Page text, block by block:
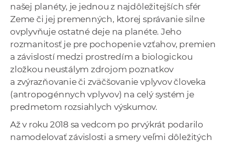
c
h
A
V
našej planéty, je jednou z najdôležitejších sfér
Zeme či jej premenných, ktorej správanie silne
ovplyvňuje ostatné deje na planéte. Jeho
rozmanitosť je pre pochopenie vzťahov, premien
a závislostí medzi prostredím a biologickou
zložkou neustálym zdrojom poznatkov
a zvýrazňovanie či zväčšovanie vplyvov človeka
(antropogénnych vplyvov) na celý systém je
predmetom rozsiahlych výskumov.
Až v roku 2018 sa vedcom po prvýkrát podarilo
namodelovať závislosti a smery veľmi dôležitých